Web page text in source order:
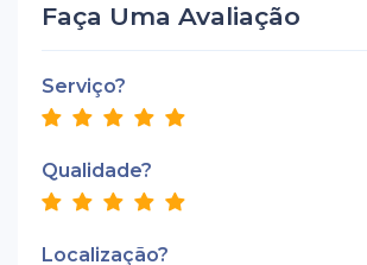
Faça Uma Avaliação
Serviço?
Qualidade?
Localização?